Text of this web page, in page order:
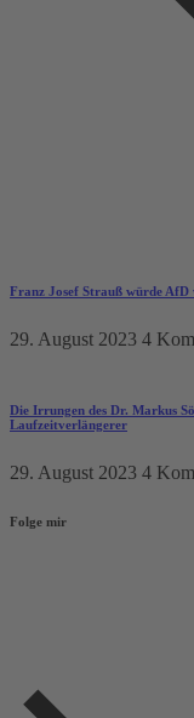
Franz Josef Strauß würde AfD
29. August 2023 4
Die Irrungen des Dr. Markus
Laufzeitverlängerer
29. August 2023 4
Folge mir